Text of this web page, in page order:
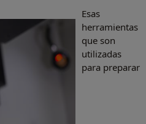
Esas
herramientas
que son
utilizadas
para preparar